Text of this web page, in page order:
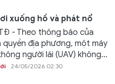
xuống hồ và phát nổ
- Theo thông báo của
quyền địa phương, một máy
người lái (UAV) không...
24/05/2026 02:30